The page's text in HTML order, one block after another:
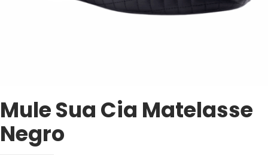
Mule Sua Cia Matelasse
Negro